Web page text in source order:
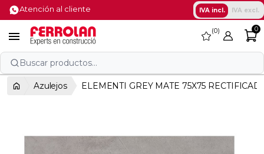
Atención al cliente IVA incl. IVA excl.
 favorite
0 0
Buscar productos...
Azulejos ELEMENTI GREY MATE 75X75